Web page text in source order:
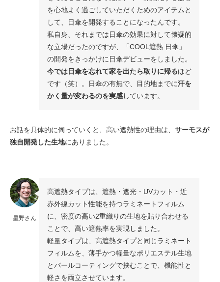
を心地よく過ごしていただくためのアイテムと
して、日傘を開発することになったんです。
私自身、それまでは日傘の効果に対して懐疑的
な立場だったのですが、「COOL遮熱 日傘」
の開発をきっかけに日傘デビューをしました。
今では日傘を忘れて家を出たら取りに帰るほど
です（笑）。日傘の有無で、目的地までに汗を
かく量が変わるのを実感しています。
お話を具体的に伺っていくと、高い遮熱性の理由は、 サーモスが
独自開発した生地にありました。
星野さん
高遮熱タイプは、遮熱・遮光・UVカット・近
赤外線カット性能を持つラミネートフィルム
に、密度の高い2重織りの生地を貼り合わせる
ことで、高い遮熱率を実現しました。
軽量タイプは、高遮熱タイプと同じラミネート
フィルムを、薄手かつ軽量なポリエステル生地
とパールコーティングで挟むことで、機能性と
軽さを両立させています。